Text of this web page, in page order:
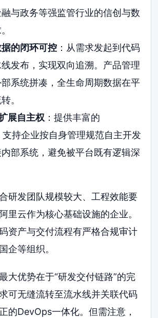
与政务等强监管行业的信创与数
的闭环可控：从需求发起到代码
发布，实现双向追溯。产品管理
系统拼凑，全生命周期数据在平
。
展自主权：提供丰富的
持企业按自身管理规范自主开发
部系统，避免被平台既有逻辑深
合研发团队规模较大、工程效能要
里云作为核心基础设施的企业。
资产与交付流程有严格合规审计
企等组织。
最大优势在于“研发交付链路”的完
可无缝流转至流水线并关联代码
的DevOps一体化。但需注意，